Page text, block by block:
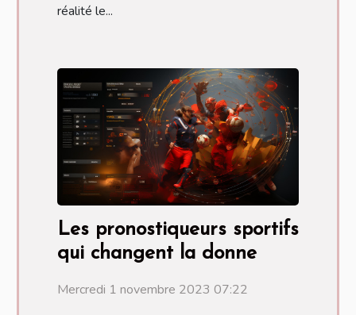
réalité le...
Les pronostiqueurs sportifs
qui changent la donne
Mercredi 1 novembre 2023 07:22